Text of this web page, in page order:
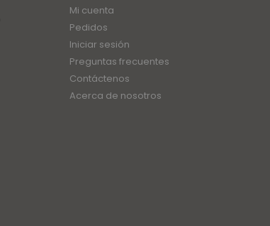
Mi cuenta
Pedidos
Iniciar sesión
Preguntas frecuentes
Contáctenos
Acerca de nosotros